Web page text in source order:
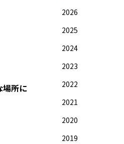
場所に
2026
2025
2024
2023
2022
2021
2020
2019